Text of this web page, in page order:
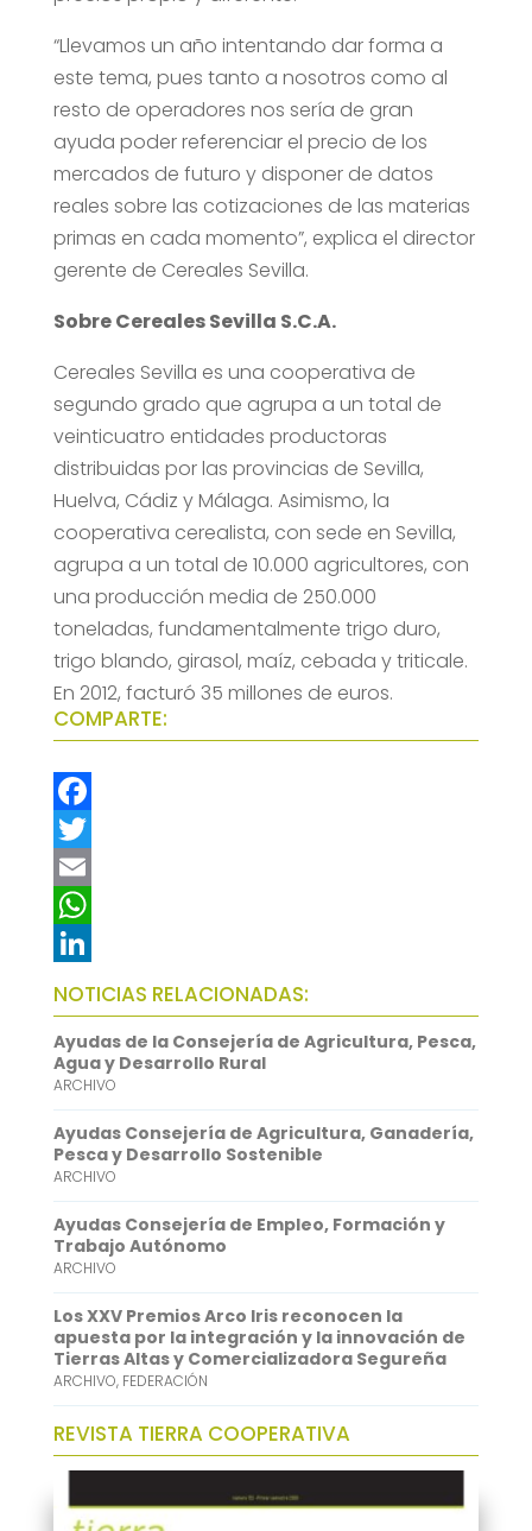
“Llevamos un año intentando dar forma a
este tema, pues tanto a nosotros como al
resto de operadores nos sería de gran
ayuda poder referenciar el precio de los
mercados de futuro y disponer de datos
reales sobre las cotizaciones de las materias
primas en cada momento”, explica el director
gerente de Cereales Sevilla.
Sobre Cereales Sevilla S.C.A.
Cereales Sevilla es una cooperativa de
segundo grado que agrupa a un total de
veinticuatro entidades productoras
distribuidas por las provincias de Sevilla,
Huelva, Cádiz y Málaga. Asimismo, la
cooperativa cerealista, con sede en Sevilla,
agrupa a un total de 10.000 agricultores, con
una producción media de 250.000
toneladas, fundamentalmente trigo duro,
trigo blando, girasol, maíz, cebada y triticale.
En 2012, facturó 35 millones de euros.
COMPARTE:
F
a
c
e
b
o
o
k
T
w
t
t
e
r
E
m
a
i
l
W
h
a
t
s
A
p
p
L
i
n
k
e
d
I
n
NOTICIAS RELACIONADAS:
Ayudas de la Consejería de Agricultura, Pesca,
Agua y Desarrollo Rural
ARCHIVO
Ayudas Consejería de Agricultura, Ganadería,
Pesca y Desarrollo Sostenible
ARCHIVO
Ayudas Consejería de Empleo, Formación y
Trabajo Autónomo
ARCHIVO
Los XXV Premios Arco Iris reconocen la
apuesta por la integración y la innovación de
Tierras Altas y Comercializadora Segureña
ARCHIVO, FEDERACIÓN
REVISTA TIERRA COOPERATIVA